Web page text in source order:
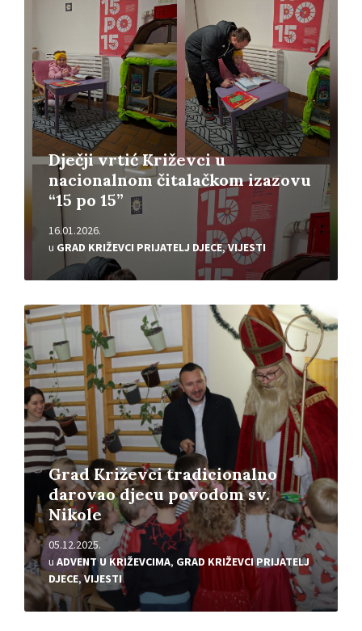
Dječji vrtić Križevci u
nacionalnom čitalačkom izazovu
“15 po 15”
16.01.2026.
u GRAD KRIŽEVCI PRIJATELJ DJECE,VIJESTI
Grad Križevci tradicionalno
darovao djecu povodom sv.
Nikole
05.12.2025.
u ADVENT U KRIŽEVCIMA, GRAD KRIŽEVCI PRIJATELJ
DJECE,VIJESTI
Pročitajte
više